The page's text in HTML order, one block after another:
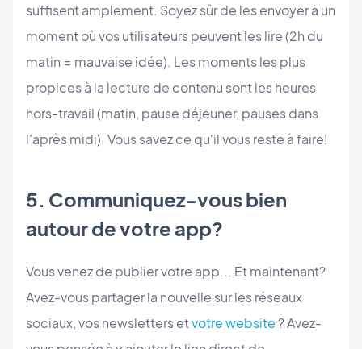
suffisent amplement. Soyez sûr de les envoyer à un
moment où vos utilisateurs peuvent les lire (2h du
matin = mauvaise idée). Les moments les plus
propices à la lecture de contenu sont les heures
hors-travail (matin, pause déjeuner, pauses dans
l'après midi). Vous savez ce qu'il vous reste à faire!
5. Communiquez-vous bien
autour de votre app?
Vous venez de publier votre app... Et maintenant?
Avez-vous partager la nouvelle sur les réseaux
sociaux, vos newsletters etvotre website? Avez-